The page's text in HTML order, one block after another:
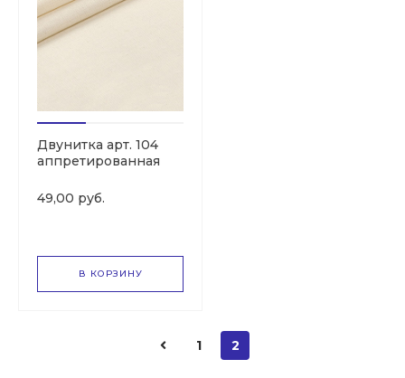
Двунитка арт. 104
аппретированная
49,00 руб.
В КОРЗИНУ
1 2